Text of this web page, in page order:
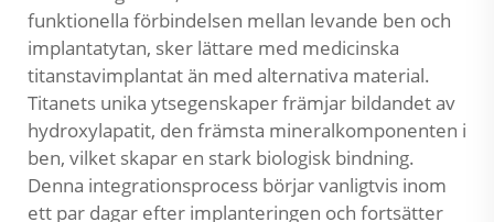
funktionella förbindelsen mellan levande ben och
implantatytan, sker lättare med medicinska
titanstavimplantat än med alternativa material.
Titanets unika ytsegenskaper främjar bildandet av
hydroxylapatit, den främsta mineralkomponenten i
ben, vilket skapar en stark biologisk bindning.
Denna integrationsprocess börjar vanligtvis inom
ett par dagar efter implanteringen och fortsätter